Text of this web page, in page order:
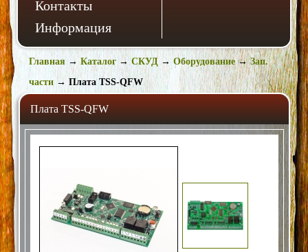
Контакты
Информация
Главная→ Каталог→ СКУД→ Оборудование→Зап.
части→ Плата TSS-QFW
Плата TSS-QFW